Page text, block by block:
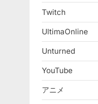
Twitch
UltimaOnline
Unturned
YouTube
アニメ